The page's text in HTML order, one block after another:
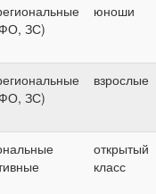
ЗС)
юноши
ЗС)
взрослые
открытый
класс